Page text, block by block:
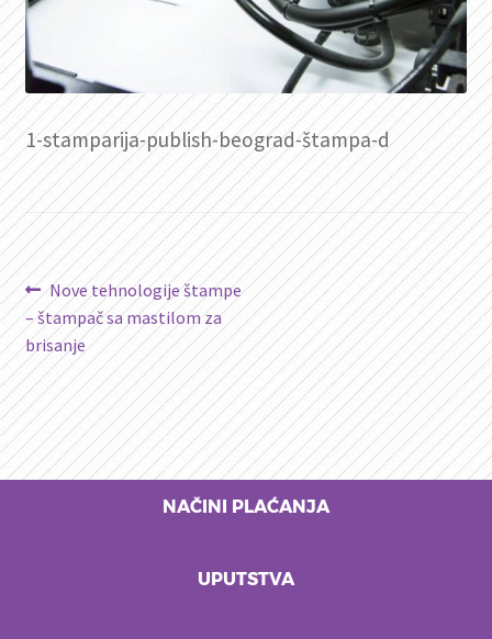
1-stamparija-publish-beograd-štampa-d
Kretanje
članka
Prethodni
članak:
Nove tehnologije štampe
– štampač sa mastilom za
brisanje
NAČINI PLAĆANJA
UPUTSTVA